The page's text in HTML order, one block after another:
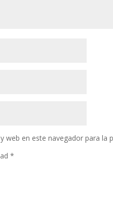
web en este navegador para la
*